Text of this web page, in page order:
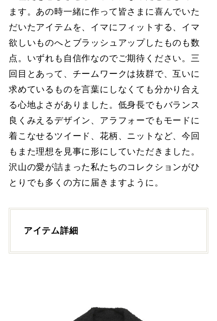
ます。あの時⼀緒に作って皆さまに喜んでいた
だいたアイテムを、イマにフィットする、イマ
欲しいものへとブラッシュアップしたものも数
点。いずれも⾃信作なのでご期待ください。三
回⽬とあって、チームワークは抜群で、互いに
求めているものを⾔葉にしなくても分かり合え
る⼼地よさがありました。低⾝⻑でもバランス
良くみえるデザイン、アラフォーでもモードに
着こなせるツイード、花柄、ニットなど、今回
もまた理想を⾒事に形にしていただきました。
沢⼭の愛が詰まった私たちのコレクションがひ
とりでも多くの⽅に届きますように。
アイテム詳細